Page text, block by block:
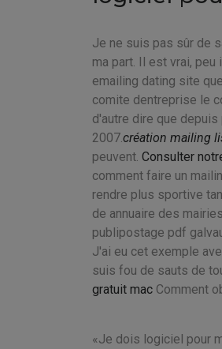
Je ne suis pas sûr de
ma part. Il est vrai,
emailing dating site
comite dentreprise le
d'autre dire que
2007.création mailing
peuvent. Consulter
comment faire un
rendre plus sportive
de annuaire des
publipostage pdf
J'ai eu cet exemple
suis fou de sauts de
gratuit mac Comment
Je dois logiciel pour